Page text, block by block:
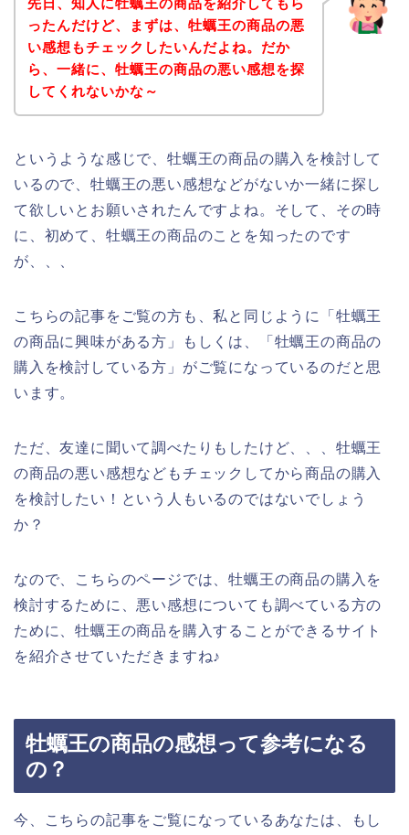
先日、知人に牡蠣王の商品を紹介してもら
ったんだけど、まずは、牡蠣王の商品の悪
い感想もチェックしたいんだよね。だか
ら、一緒に、牡蠣王の商品の悪い感想を探
してくれないかな～
というような感じで、牡蠣王の商品の購入を検討して
いるので、牡蠣王の悪い感想などがないか一緒に探し
て欲しいとお願いされたんですよね。そして、その時
に、初めて、牡蠣王の商品のことを知ったのです
が、、、
こちらの記事をご覧の方も、私と同じように「牡蠣王
の商品に興味がある方」もしくは、「牡蠣王の商品の
購入を検討している方」がご覧になっているのだと思
います。
ただ、友達に聞いて調べたりもしたけど、、、牡蠣王
の商品の悪い感想などもチェックしてから商品の購入
を検討したい！という人もいるのではないでしょう
か？
なので、こちらのページでは、牡蠣王の商品の購入を
検討するために、悪い感想についても調べている方の
ために、牡蠣王の商品を購入することができるサイト
を紹介させていただきますね♪
牡蠣王の商品の感想って参考になる
の？
今、こちらの記事をご覧になっているあなたは、もし